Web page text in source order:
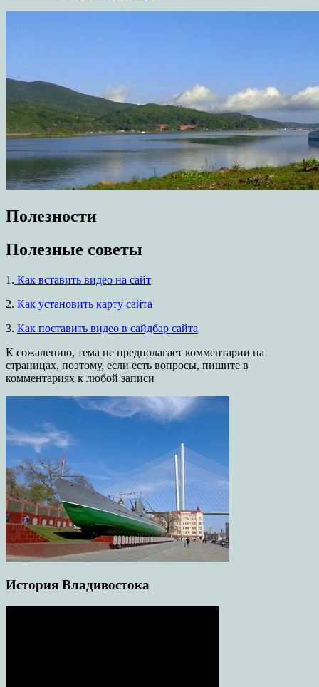
Полезности
Полезные советы
1. Как вставить видео на сайт
2. Как установить карту сайта
3. Как поставить видео в сайдбар сайта
К сожалению, тема не предполагает комментарии на
страницах, поэтому, если есть вопросы, пишите в
комментариях к любой записи
История Владивостока